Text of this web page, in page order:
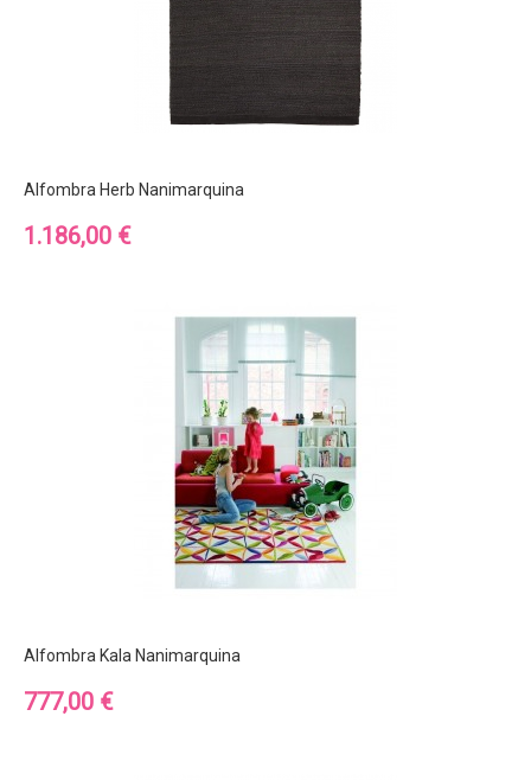
Alfombra Herb Nanimarquina
Precio
1.186,00 €
Alfombra Kala Nanimarquina
Precio
777,00 €